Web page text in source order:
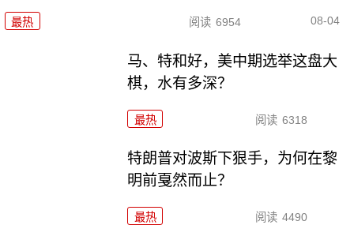
最热 阅读 6954 08-04
马、特和好，美中期选举这盘大
棋，水有多深？
最热 阅读 6318
特朗普对波斯下狠手，为何在黎
明前戛然而止？
最热 阅读 4490